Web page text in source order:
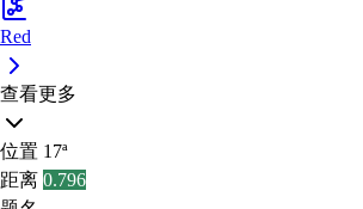
Red
查看更多
位置 17ª
距离 0.796